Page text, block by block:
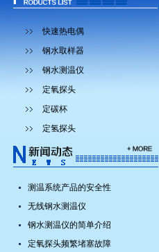
快速热电偶
钢水取样器
钢水测温仪
定氧探头
定碳杯
定氢探头
联轴器
测温系统产品的安全性
无线钢水测温仪
钢水测温仪的简单介绍
定氧探头频繁堵塞故障